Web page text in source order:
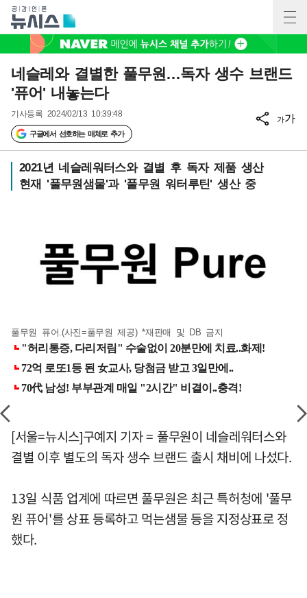
네슬레와 결별한 풀무원…독자 생수 브랜드
'퓨어' 내놓는다
기사등록 2024/02/13 10:39:48
구글에서 선호하는 매체로 추가
가가
2021년 네슬레워터스와 결별 후 독자 제품 생산
현재 '풀무원샘물'과 '풀무원 워터루틴' 생산 중
풀무원 퓨어.(사진=풀무원 제공) *재판매 및 DB 금지
[서울=뉴시스]구예지 기자 = 풀무원이 네슬레워터스와
결별 이후 별도의 독자 생수 브랜드 출시 채비에 나섰다.
13일 식품 업계에 따르면 풀무원은 최근 특허청에 '풀무
원 퓨어'를 상표 등록하고 먹는샘물 등을 지정상표로 정
했다.